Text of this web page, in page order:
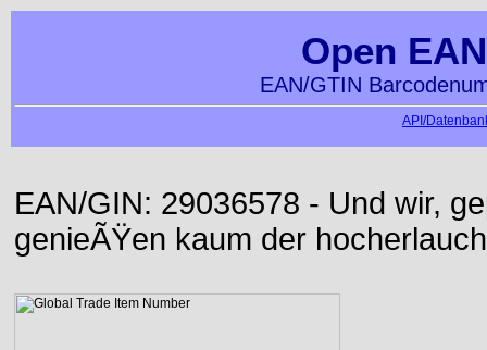
Open
EAN/GTIN
API/
EAN/GIN: 29036578 - Und wir,
genieÃŸen kaum der